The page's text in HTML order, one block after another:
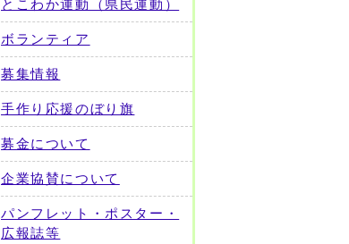
とこわか運動（県民運動）
ボランティア
募集情報
手作り応援のぼり旗
募金について
企業協賛について
パンフレット・ポスター・
広報誌等